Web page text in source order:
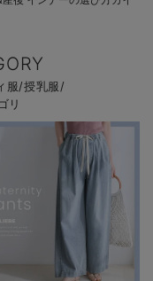
服/授乳服/
リ